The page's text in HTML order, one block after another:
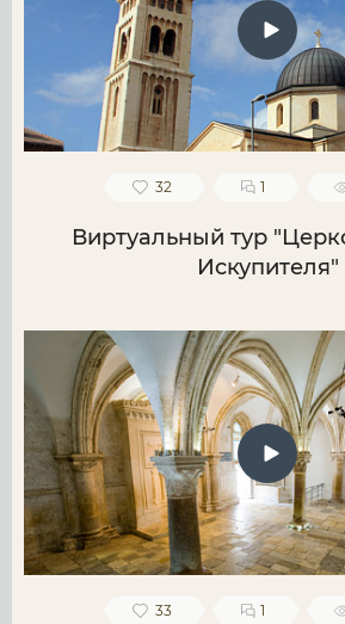
32 1
Виртуальный тур
Искупителя"
33 1